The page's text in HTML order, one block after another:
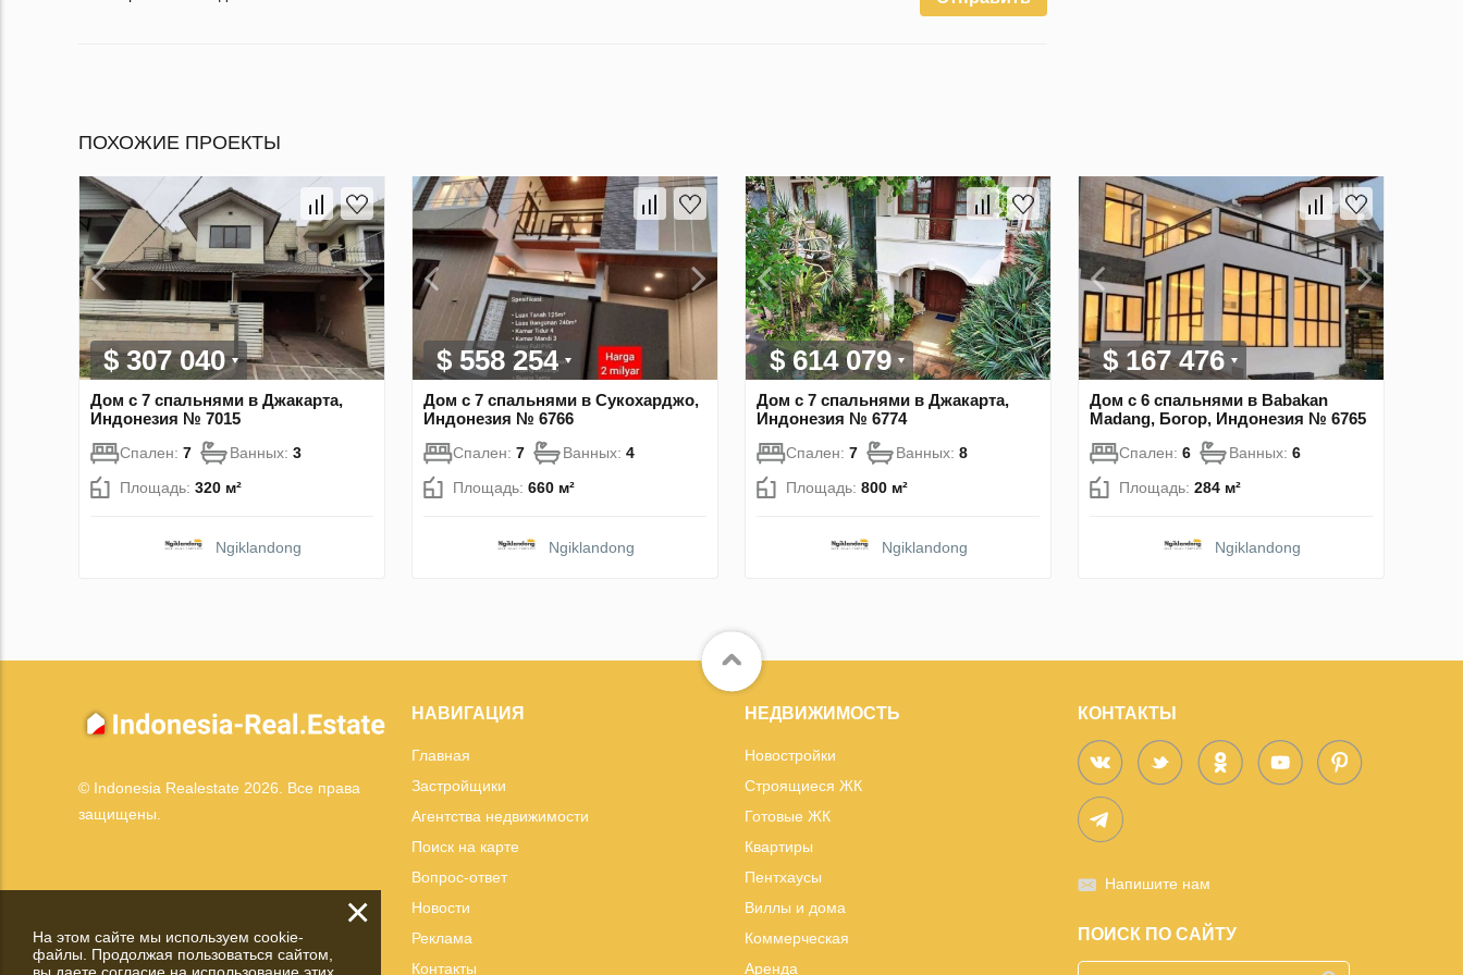
ПОХОЖИЕ ПРОЕКТЫ
$ 307 040
Дом с 7 спальнями в Джакарта,
Индонезия № 7015
Спален: 7 Ванных: 3
Площадь: 320 м²
Ngiklandong
$ 558 254
Дом с 7 спальнями в Сукохарджо,
Индонезия № 6766
Спален: 7 Ванных: 4
Площадь: 660 м²
Ngiklandong
$ 614 079
Дом с 7 спальнями в Джакарта,
Индонезия № 6774
Спален: 7 Ванных: 8
Площадь: 800 м²
Ngiklandong
$ 167 476
Дом с 6 спальнями в Babakan
Madang, Богор, Индонезия № 6765
Спален: 6 Ванных: 6
Площадь: 284 м²
Ngiklandong
© Indonesia Realestate 2026. Все права
защищены.
НАВИГАЦИЯ
Главная
Застройщики
Агентства недвижимости
Поиск на карте
Вопрос-ответ
Новости
Реклама
Контакты
НЕДВИЖИМОСТЬ
Новостройки
Строящиеся ЖК
Готовые ЖК
Квартиры
Пентхаусы
Виллы и дома
Коммерческая
Аренда
КОНТАКТЫ
Напишите нам
ПОИСК ПО САЙТУ
×
На этом сайте мы используем cookie-
файлы. Продолжая пользоваться сайтом,